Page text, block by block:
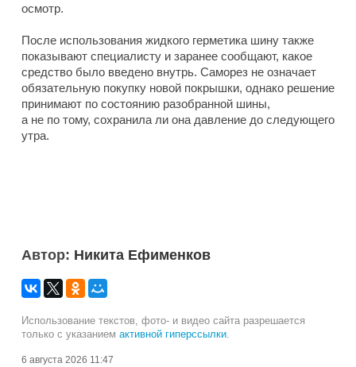
осмотр.
После использования жидкого герметика шину также
показывают специалисту и заранее сообщают, какое
средство было введено внутрь. Саморез не означает
обязательную покупку новой покрышки, однако решение
принимают по состоянию разобранной шины,
а не по тому, сохранила ли она давление до следующего
утра.
Автор: Никита Ефименков
Использование текстов, фото- и видео сайта разрешается
только с указанием активной гиперссылки
6 августа 2026 11:47